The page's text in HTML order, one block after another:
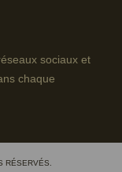
sociaux et
chaque
RÉSERVÉS.